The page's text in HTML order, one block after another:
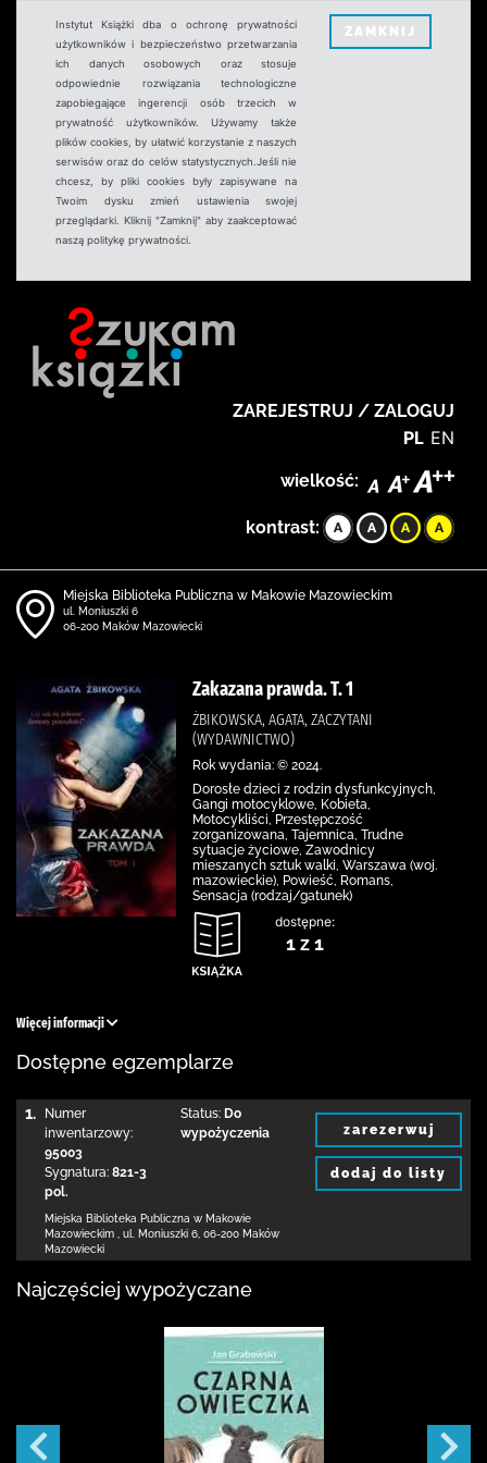
Instytut Książki dba o ochronę prywatności
użytkowników i bezpieczeństwo przetwarzania
ich danych osobowych oraz stosuje
odpowiednie rozwiązania technologiczne
zapobiegające ingerencji osób trzecich w
prywatność użytkowników. Używamy także
plików cookies, by ułatwić korzystanie z naszych
serwisów oraz do celów statystycznych.Jeśli nie
chcesz, by pliki cookies były zapisywane na
Twoim dysku zmień ustawienia swojej
przeglądarki. Kliknij "Zamknij" aby zaakceptować
naszą politykę prywatności.
ZAMKNIJ
ZAREJESTRUJ / ZALOGUJ
PL EN
wielkość:
kontrast:
Miejska Biblioteka Publiczna w Makowie Mazowieckim
ul. Moniuszki 6
06-200 Maków Mazowiecki
Zakazana prawda. T. 1
ŻBIKOWSKA, AGATA, ZACZYTANI
(WYDAWNICTWO)
Rok wydania: © 2024.
Dorosłe dzieci z rodzin dysfunkcyjnych,
Gangi motocyklowe, Kobieta,
Motocykliści, Przestępczość
zorganizowana, Tajemnica, Trudne
sytuacje życiowe, Zawodnicy
mieszanych sztuk walki, Warszawa (woj.
mazowieckie), Powieść, Romans,
Sensacja (rodzaj/gatunek)
dostępne:
1 z 1
Więcej informacji
Dostępne egzemplarze
1.
Numer
inwentarzowy:
95003
Sygnatura: 821-3
pol.
Status: Do
wypożyczenia
Miejska Biblioteka Publiczna w Makowie
Mazowieckim
ul. Moniuszki 6 06-200 Maków
Mazowiecki
zarezerwuj
dodaj do listy
Najczęściej wypożyczane